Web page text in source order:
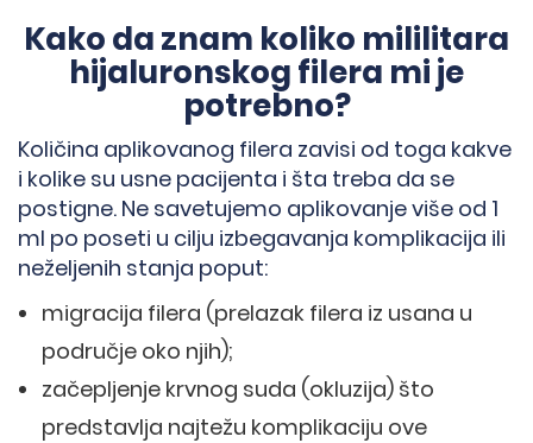
Kako da znam koliko mililitara
hijaluronskog filera mi je
potrebno?
Količina aplikovanog filera zavisi od toga kakve
i kolike su usne pacijenta i šta treba da se
postigne. Ne savetujemo aplikovanje više od 1
ml po poseti u cilju izbegavanja komplikacija ili
neželjenih stanja poput:
migracija filera (prelazak filera iz usana u
područje oko njih);
začepljenje krvnog suda (okluzija) što
predstavlja najtežu komplikaciju ove